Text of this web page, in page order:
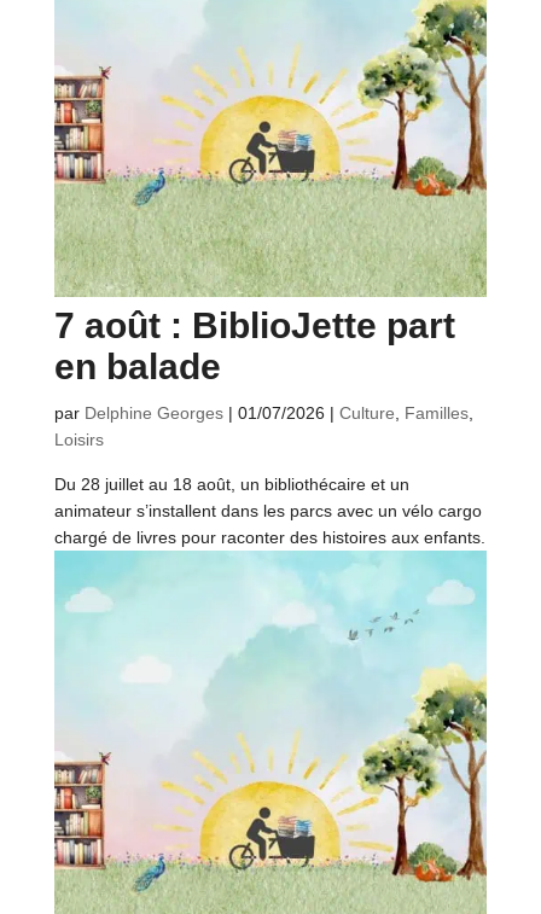
7 août : BiblioJette part
en balade
par Delphine Georges| 01/07/2026 | Culture Familles,
Loisirs
Du 28 juillet au 18 août, un bibliothécaire et un
animateur s’installent dans les parcs avec un vélo cargo
chargé de livres pour raconter des histoires aux enfants.